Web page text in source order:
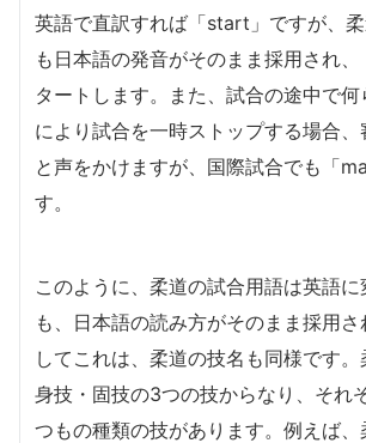
英語で直訳すれば「start」ですが、
も日本語の発音がそのまま採用され
タートします。また、試合の途中で
により試合を一時ストップする場合、
と声をかけますが、国際試合でも「
す。
このように、柔道の試合用語は英語に
も、日本語の読み方がそのまま採用
してこれは、柔道の技名も同様です
身技・固技の3つの技からなり、それ
つもの種類の技があります。例えば、